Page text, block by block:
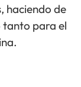
haciendo de
para el